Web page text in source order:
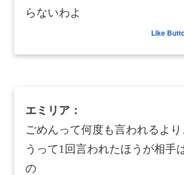
らないわよ
Like
エミリア：
ごめんって何度も言われるより
うって1回言われたほうが相手
の